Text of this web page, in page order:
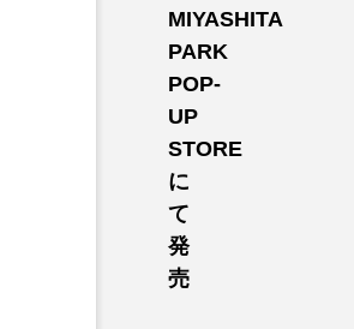
MIYASHITA
PARK
POP-
UP
STORE
に
て
発
売